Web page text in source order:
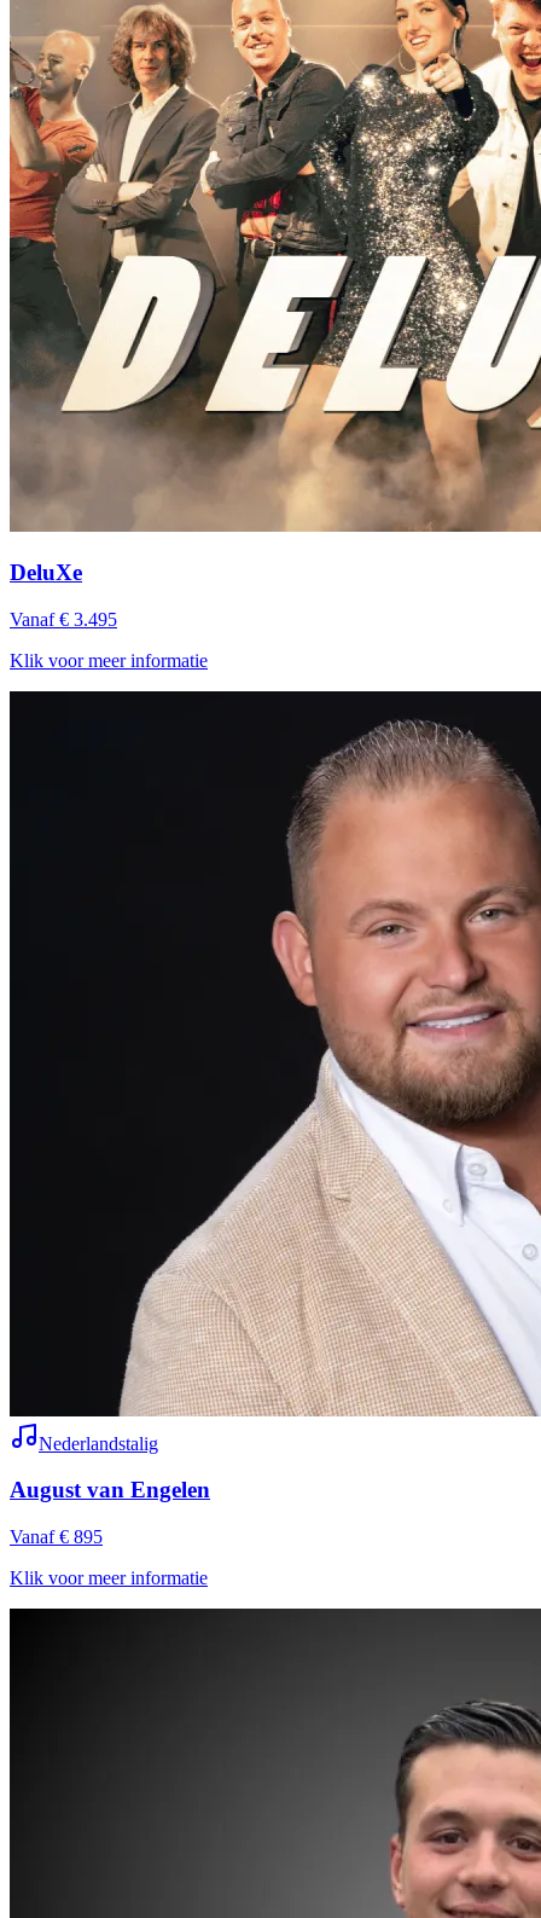
DeluXe
Vanaf € 3.495
Klik voor meer informatie
Nederlandstalig
August van Engelen
Vanaf € 895
Klik voor meer informatie